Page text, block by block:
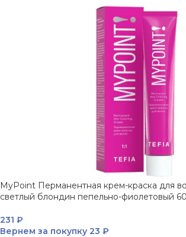
MyPoint Перманентная крем-краска для
светлый блондин пепельно-фиолетовый
231 ₽
Вернем за покупку 23 ₽